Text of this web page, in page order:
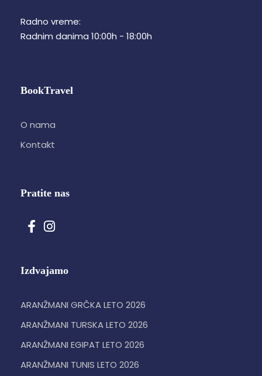
Radno vreme:
Radnim danima 10:00h - 18:00h
BookTravel
O nama
Kontakt
Pratite nas
Izdvajamo
ARANŽMANI GRČKA LETO 2026
ARANŽMANI TURSKA LETO 2026
ARANŽMANI EGIPAT LETO 2026
ARANŽMANI TUNIS LETO 2026